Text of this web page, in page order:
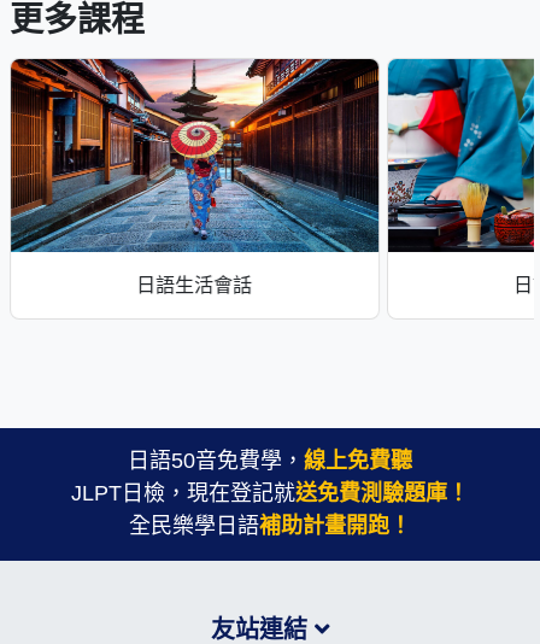
更多課程
日語生活會話
日語50音免費學， 線上免費聽
JLPT日檢，現在登記就送免費測驗題庫！
全民樂學日語補助計畫開跑！
友站連結